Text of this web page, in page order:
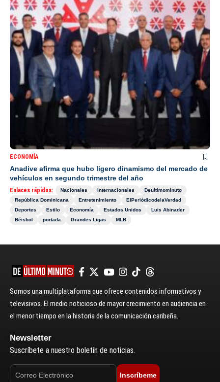
ECONOMÍA
Anadive afirma que hubo ligero dinamismo del mercado de
vehículos en segundo trimestre del año
Enlaces rápidos: Nacionales Internacionales
Deultimominuto
República Dominicana
Entretenimiento
ElPeriódicodelaVerdad
Deportes
Estilo Economía Estados Unidos
Luis Abinader
Béisbol
portada Grandes Ligas MLB
Somos una multiplataforma que ofrece contenidos informativos y
televisivos. El medio noticioso de mayor crecimiento en audiencia en
el menor tiempo en la historia de la comunicación caribeña.
Newsletter
Suscríbete a nuestro boletín de noticias.
Inscríbeme